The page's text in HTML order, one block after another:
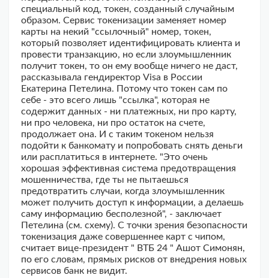
специальный код, токен, созданный случайным
образом. Сервис токенизации заменяет номер
карты на некий "ссылочный" номер, токен,
который позволяет идентифицировать клиента и
провести транзакцию, но если злоумышленник
получит токен, то он ему вообще ничего не даст,
рассказывала гендиректор Visa в России
Екатерина Петелина. Потому что токен сам по
себе - это всего лишь "ссылка", которая не
содержит данных - ни платежных, ни про карту,
ни про человека, ни про остаток на счете,
продолжает она. И с таким токеном нельзя
подойти к банкомату и попробовать снять деньги
или расплатиться в интернете. "Это очень
хорошая эффективная система предотвращения
мошенничества, где ты не пытаешься
предотвратить случаи, когда злоумышленник
может получить доступ к информации, а делаешь
саму информацию бесполезной", - заключает
Петелина (см. схему). С точки зрения безопасности
токенизация даже совершеннее карт с чипом,
считает вице-президент " ВТБ 24 " Ашот Симонян,
по его словам, прямых рисков от внедрения новых
сервисов банк не видит.